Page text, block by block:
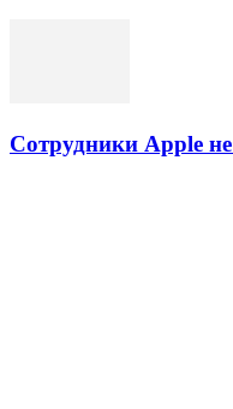
Сотрудники Apple